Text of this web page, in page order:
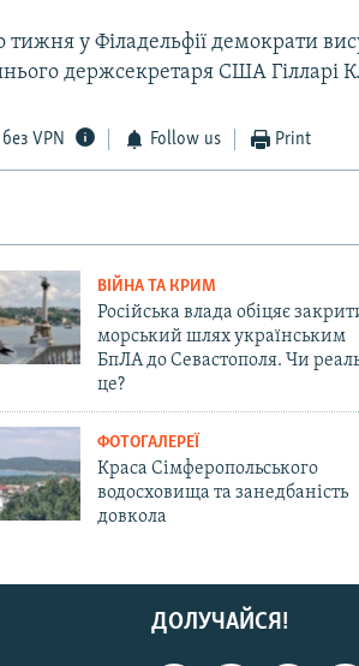
тижня у Філадельфії демократи
держсекретаря США Гілларі
VPN Follow us Print
ВІЙНА ТА КРИМ
Російська влада обіцяє
морський шлях українським
БпЛА до Севастополя. Чи
це?
ФОТОГАЛЕРЕЇ
Краса Сімферопольського
водосховища та занедбаність
довкола
ДОЛУЧАЙСЯ!